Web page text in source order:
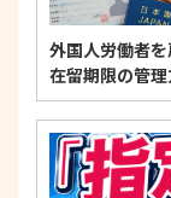
外国人労働者
在留期限の管